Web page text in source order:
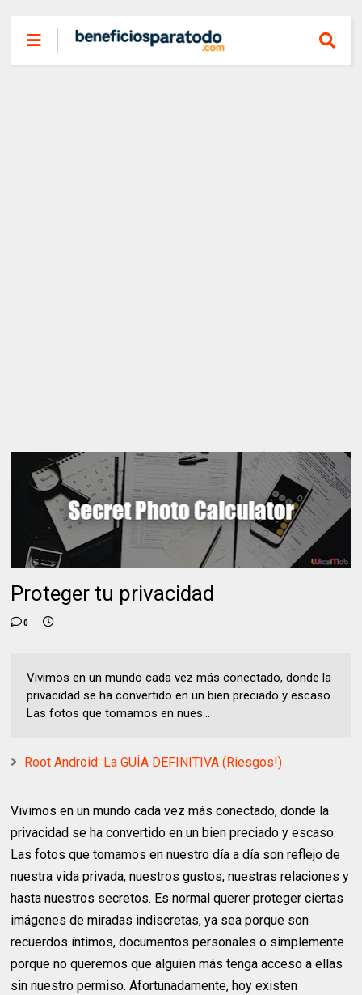
Proteger tu privacidad
0
Vivimos en un mundo cada vez más conectado, donde la
privacidad se ha convertido en un bien preciado y escaso.
Las fotos que tomamos en nues...
Root Android: La GUÍA DEFINITIVA (Riesgos!)
Vivimos en un mundo cada vez más conectado, donde la
privacidad se ha convertido en un bien preciado y escaso.
Las fotos que tomamos en nuestro día a día son reflejo de
nuestra vida privada, nuestros gustos, nuestras relaciones y
hasta nuestros secretos. Es normal querer proteger ciertas
imágenes de miradas indiscretas, ya sea porque son
recuerdos íntimos, documentos personales o simplemente
porque no queremos que alguien más tenga acceso a ellas
sin nuestro permiso. Afortunadamente, hoy existen